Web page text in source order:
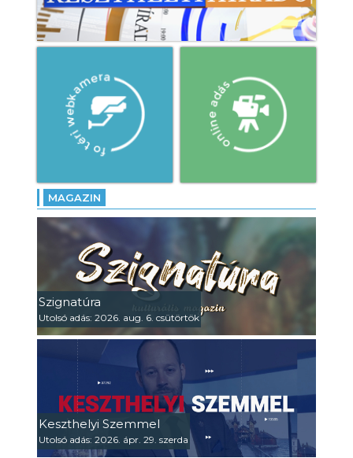
MAGAZIN
Szignatúra
Utolsó adás: 2026. aug. 6. csütörtök
Keszthelyi Szemmel
Utolsó adás: 2026. ápr. 29. szerda